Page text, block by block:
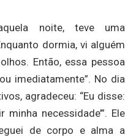
noite, teve uma
dormia, vi alguém
Então, essa pessoa
imediatamente”. No dia
agradeceu: “Eu disse:
minha necessidade’”. Ele
de corpo e alma a